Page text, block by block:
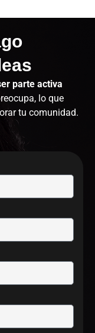
parte activa
lo que
tu comunidad.